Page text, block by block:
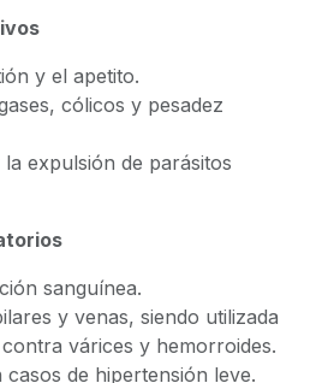
y el apetito.
cólicos y pesadez
expulsión de parásitos
sanguínea.
y venas, siendo utilizada
várices y hemorroides.
casos de hipertensión leve.